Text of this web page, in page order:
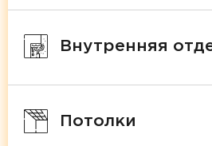
Внутренняя
Потолки